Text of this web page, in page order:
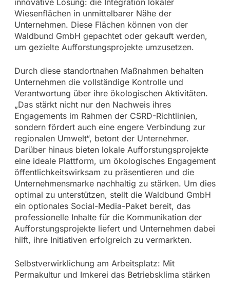
Wiesenflächen in unmittelbarer Nähe der
Unternehmen. Diese Flächen können von der
Waldbund GmbH gepachtet oder gekauft werden,
um gezielte Aufforstungsprojekte umzusetzen.
Durch diese standortnahen Maßnahmen behalten
Unternehmen die vollständige Kontrolle und
Verantwortung über ihre ökologischen Aktivitäten.
„Das stärkt nicht nur den Nachweis ihres
Engagements im Rahmen der CSRD-Richtlinien,
sondern fördert auch eine engere Verbindung zur
regionalen Umwelt“, betont der Unternehmer.
Darüber hinaus bieten lokale Aufforstungsprojekte
eine ideale Plattform, um ökologisches Engagement
öffentlichkeitswirksam zu präsentieren und die
Unternehmensmarke nachhaltig zu stärken. Um dies
optimal zu unterstützen, stellt die Waldbund GmbH
ein optionales Social-Media-Paket bereit, das
professionelle Inhalte für die Kommunikation der
Aufforstungsprojekte liefert und Unternehmen dabei
hilft, ihre Initiativen erfolgreich zu vermarkten.
Selbstverwirklichung am Arbeitsplatz: Mit
Permakultur und Imkerei das Betriebsklima stärken